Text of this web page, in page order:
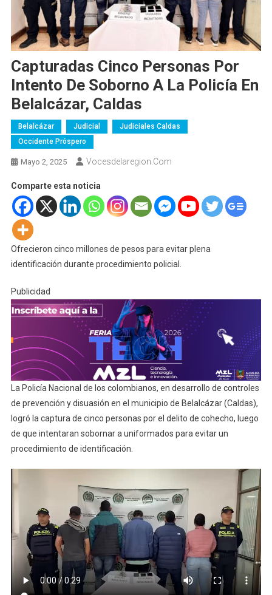
Capturadas Cinco Personas Por
Intento De Soborno A La Policía En
Belalcázar, Caldas
Belalcázar Judicial
Judiciales Caldas
Occidente Próspero
Mayo 2, 2025 Vocesdelaregion.com
Comparte esta noticia
Ofrecieron cinco millones de pesos para evitar plena
identificación durante procedimiento policial.
Publicidad
La Policía Nacional de los colombianos, en desarrollo de controles
de prevención y disuasión en el municipio de Belalcázar (Caldas),
logró la captura de cinco personas por el delito de cohecho, luego
de que intentaran sobornar a uniformados para evitar un
procedimiento de identificación.